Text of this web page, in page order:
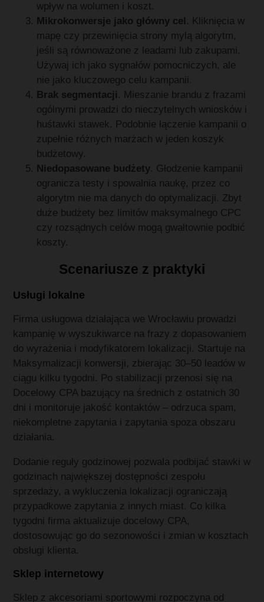
wpływ na wolumen i koszt.
Mikrokonwersje jako główny cel . Kliknięcia w
mapę czy przewinięcia strony mylą algorytm,
jeśli są równoważone z leadami lub zakupami.
Używaj ich jako sygnałów pomocniczych, ale
nie jako kluczowego celu kampanii.
Brak segmentacji . Mieszanie brandu z frazami
ogólnymi prowadzi do nieczytelnych wniosków i
huśtawki stawek. Podobnie łączenie kampanii o
zupełnie różnych marżach w jeden koszyk
budżetowy.
Niedopasowane budżety. Głodzenie kampanii
ogranicza testy i spowalnia naukę, przez co
algorytm nie ma danych do optymalizacji. Zbyt
duże budżety bez limitów maksymalnego CPC
czy rozsądnych celów mogą gwałtownie podbić
koszty.
Scenariusze z praktyki
Usługi lokalne
Firma usługowa działająca we Wrocławiu prowadzi
kampanię w wyszukiwarce na frazy z dopasowaniem
do wyrażenia i modyfikatorem lokalizacji. Startuje na
Maksymalizacji konwersji, zbierając 30–50 leadów w
ciągu kilku tygodni. Po stabilizacji przenosi się na
Docelowy CPA bazujący na średnich z ostatnich 30
dni i monitoruje jakość kontaktów – odrzuca spam,
niekompletne zapytania i zapytania spoza obszaru
działania.
Dodanie reguły godzinowej pozwala podbijać stawki w
godzinach największej dostępności zespołu
sprzedaży, a wykluczenia lokalizacji ograniczają
przypadkowe zapytania z innych miast. Co kilka
tygodni firma aktualizuje docelowy CPA,
dostosowując go do sezonowości i zmian w kosztach
obsługi klienta.
Sklep internetowy
Sklep z akcesoriami sportowymi rozpoczyna od